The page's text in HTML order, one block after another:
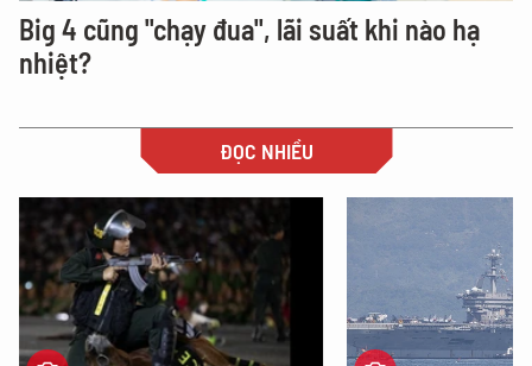
Big 4 cũng "chạy đua", lãi suất khi nào hạ
nhiệt?
ĐỌC NHIỀU